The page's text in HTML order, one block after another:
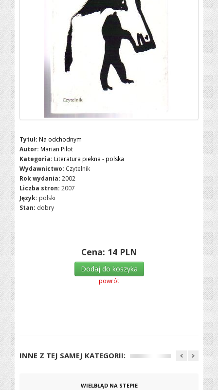
Tytuł: Na odchodnym
Autor: Marian Pilot
Kategoria: Literatura piekna - polska
Wydawnictwo: Czytelnik
Rok wydania: 2002
Liczba stron: 2007
Język: polski
Stan: dobry
Cena: 14 PLN
Dodaj do koszyka
powrót
INNE Z TEJ SAMEJ KATEGORII:
WIELBŁĄD NA STEPIE